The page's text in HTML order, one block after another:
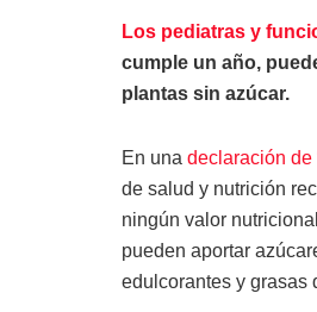
Los pediatras y
cumple un año,
plantas sin azúcar.
En una declaración de
de salud y nutrición
ningún valor
pueden aportar
edulcorantes y grasas